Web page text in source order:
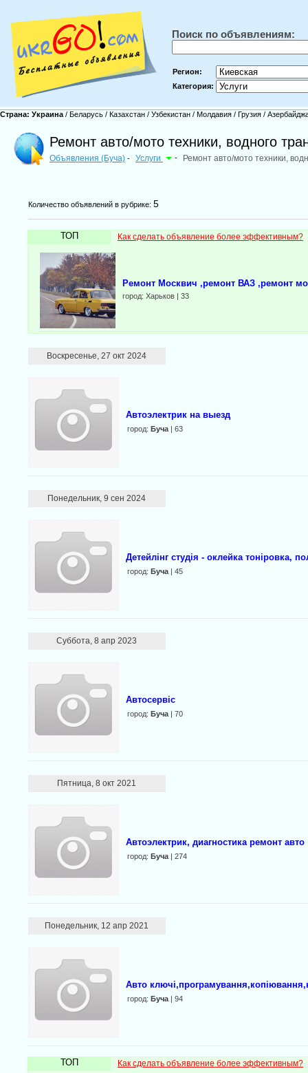
Поиск по объявлениям:
Регион:
Категория:
Страна: Украина / Беларусь / Казахстан / Узбекистан / Молдавия / Грузия /
Ремонт авто/мото техники, водного
Объявления (Буча) - Услуги - Ремонт авто/мото техники,
Количество объявлений в рубрике: 5
ТОП Как сделать объявление более эффективным?
Ремонт Москвич ,ремонт ВАЗ ,ремонт
город: Харьков | 33
Воскресенье, 27 окт 2024
Автоэлектрик на выезд
город: Буча| 63
Понедельник, 9 сен 2024
Детейлінг студія - оклейка тоніровка,
город: Буча| 45
Суббота, 8 апр 2023
Автосервіс
город: Буча| 70
Пятница, 8 окт 2021
Автоэлектрик, диагностика ремонт авто
город: Буча| 274
Понедельник, 12 апр 2021
Авто
город: Буча| 94
ТОП Как сделать объявление более эффективным?